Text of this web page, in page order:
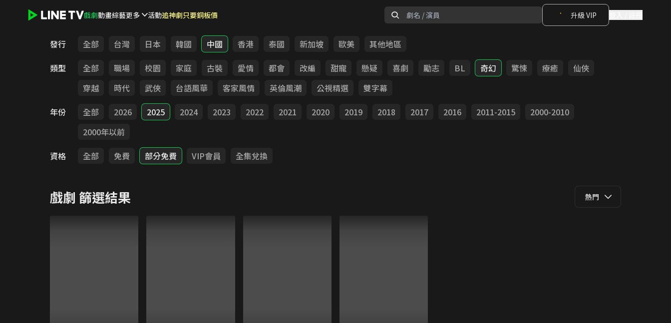
戲劇動畫綜藝更多 活動追神劇只要銅板價 升級 VIP
發行 全部 台灣 日本 韓國 中國 香港 泰國 新加坡 歐美
其他地區
類型
全部 職場 校園 家庭 古裝 愛情 都會 改編 甜寵 懸疑 喜劇 勵志 BL 奇幻 驚悚 療癒
仙俠
穿越
時代 武俠 台語風華 客家風情 英倫風潮 公視精選
雙字幕
年份
全部 2026 2025 2024 2023 2022 2021 2020 2019 2018 2017 2016 2011-2015
2000-2010
2000年以前
資格
全部 免費 部分免費 VIP會員 全集兌換
戲劇 篩選結果 熱門